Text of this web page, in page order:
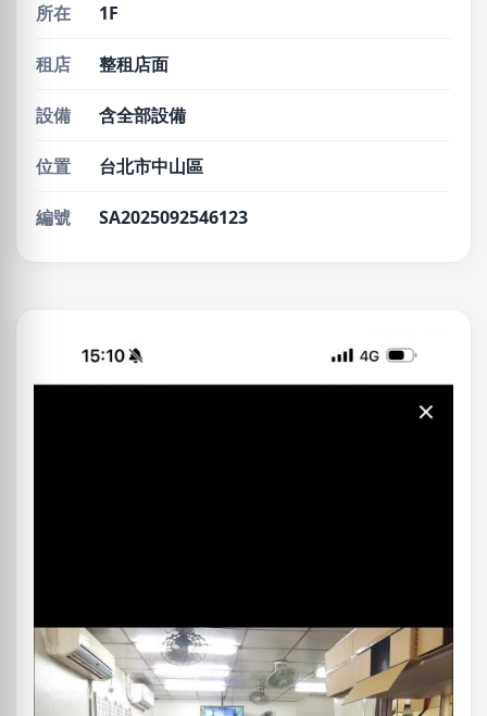
所在 1F
租店 整租店面
設備 含全部設備
位置 台北市中山區
編號 SA2025092546123